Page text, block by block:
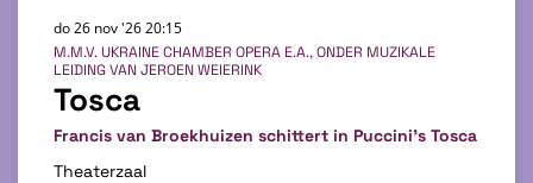
Tosca
Francis van Broekhuizen schittert in Puccini's Tosca
M.M.V. UKRAINE CHAMBER OPERA E.A., ONDER MUZIKALE
LEIDING VAN JEROEN WEIERINK
do 26 nov '2620:15
Theaterzaal